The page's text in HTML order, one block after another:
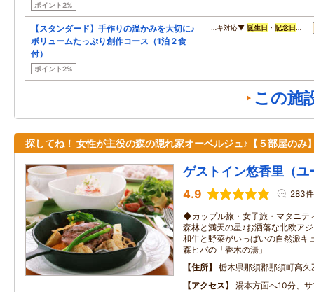
ポイント2%
【スタンダード】手作りの温かみを大切に♪
ボリュームたっぷり創作コース（1泊２食
付）
ポイント2%
…キ対応▼誕生日 ・記念日 …
この施
探してね！ 女性が主役の森の隠れ家オーベルジュ♪【５部屋のみ
ゲストイン悠香里（ユ
4.9 283件
◆カップル旅・女子旅・マタニ
森林と満天の星♪お洒落な北欧ア
和牛と野菜がいっぱいの自然派キ
森ヒバの「香木の湯」
住所
栃木県那須郡那須町高
アクセス
湯本方面へ10分、